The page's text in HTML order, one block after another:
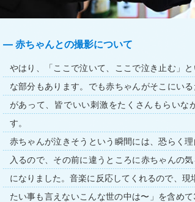
赤ちゃんとの撮影について
やはり、「ここで泣いて、ここで泣き止む」
な部分もあります。でも赤ちゃんがそこにい
があって、皆でいい刺激をたくさんもらいな
す。
赤ちゃんが泣きそうという瞬間には、恐らく
入るので、その前に違うところに赤ちゃんの
になりました。音楽に反応してくれるので、
たい事も言えないこんな世の中は〜」を含め